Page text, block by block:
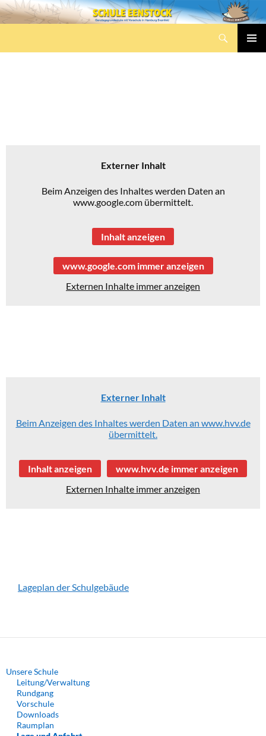
Zum
Inhalt
Externer Inhalt
Beim Anzeigen des Inhaltes werden Daten an
www.google.com übermittelt.
Inhalt anzeigen
www.google.com immer anzeigen
Externen Inhalte immer anzeigen
Externer Inhalt
Beim Anzeigen des Inhaltes werden Daten an www.hvv.de
übermittelt.
Inhalt anzeigen
www.hvv.de immer anzeigen
Externen Inhalte immer anzeigen
Lageplan der Schulgebäude
Unsere Schule
Leitung/Verwaltung
Rundgang
Vorschule
Downloads
Raumplan